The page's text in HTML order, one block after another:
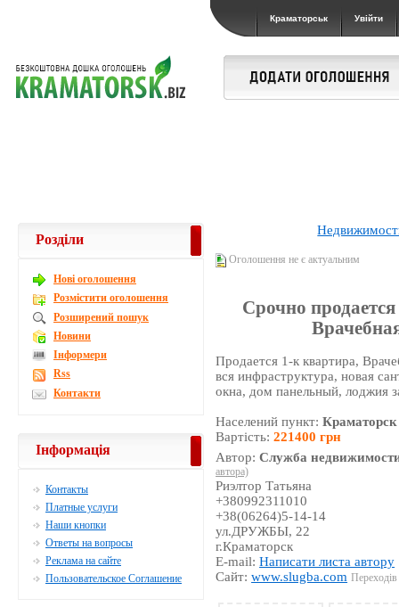
Краматорськ Увійти
Оголошення не є актуальним
Срочно
Продается 1-к квартира,
вся инфраструктура, новая
окна, дом панельный, лоджия
Населений пункт:Краматорск
Вартість:221400 грн
Автор:Служба
автора)
Риэлтор Татьяна
+380992311010
+38(06264)5-14-14
ул.ДРУЖБЫ, 22
г.Краматорск
E-mail:Написати листа автору
Сайт:www.slugba.com
Розділи
Новi оголошення
Розмістити оголошення
Розширений пошук
Новини
Інформери
Rss
Контакти
Інформація
Контакты
Платные услуги
Наши кнопки
Ответы на вопросы
Реклама на сайте
Пользовательское Соглашение